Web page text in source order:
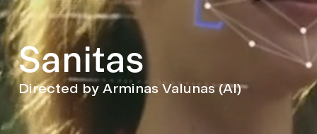
Sanitas
Directed by Arminas Valunas (AI)